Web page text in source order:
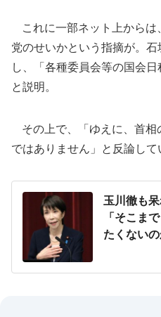
これに一部ネット上からは
党のせいかという指摘が。
し、「各種委員会等の国会
と説明。
その上で、「ゆえに、首相
ではありません」と反論して
玉川徹も
「そこま
たくないの